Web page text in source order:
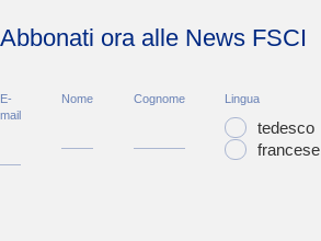
Abbonati ora alle News FSCI
E-
mail
Nome Cognome Lingua
tedesco
francese